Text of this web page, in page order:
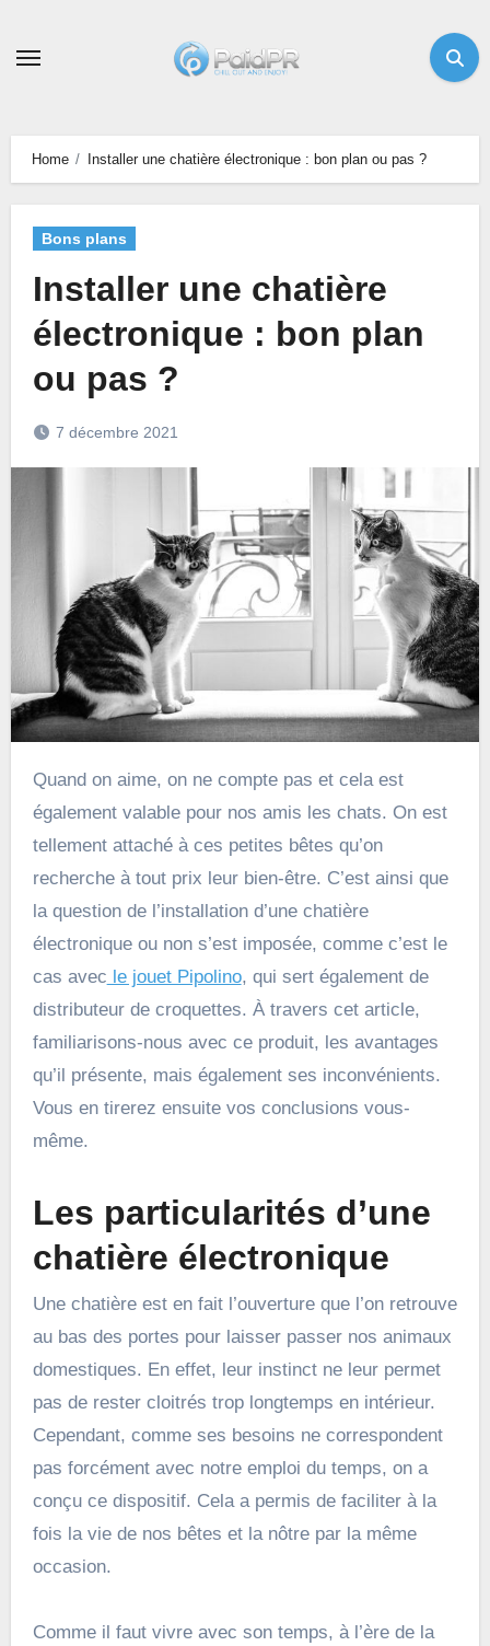
Home Installer une chatière électronique : bon plan ou pas ?
Bons plans
Installer une chatière
électronique : bon plan
ou pas ?
7 décembre 2021
Quand on aime, on ne compte pas et cela est
également valable pour nos amis les chats. On est
tellement attaché à ces petites bêtes qu’on
recherche à tout prix leur bien-être. C’est ainsi que
la question de l’installation d’une chatière
électronique ou non s’est imposée, comme c’est le
cas avec le jouet Pipolino, qui sert également de
distributeur de croquettes. À travers cet article,
familiarisons-nous avec ce produit, les avantages
qu’il présente, mais également ses inconvénients.
Vous en tirerez ensuite vos conclusions vous-
même.
Les particularités d’une
chatière électronique
Une chatière est en fait l’ouverture que l’on retrouve
au bas des portes pour laisser passer nos animaux
domestiques. En effet, leur instinct ne leur permet
pas de rester cloitrés trop longtemps en intérieur.
Cependant, comme ses besoins ne correspondent
pas forcément avec notre emploi du temps, on a
conçu ce dispositif. Cela a permis de faciliter à la
fois la vie de nos bêtes et la nôtre par la même
occasion.
Comme il faut vivre avec son temps, à l’ère de la